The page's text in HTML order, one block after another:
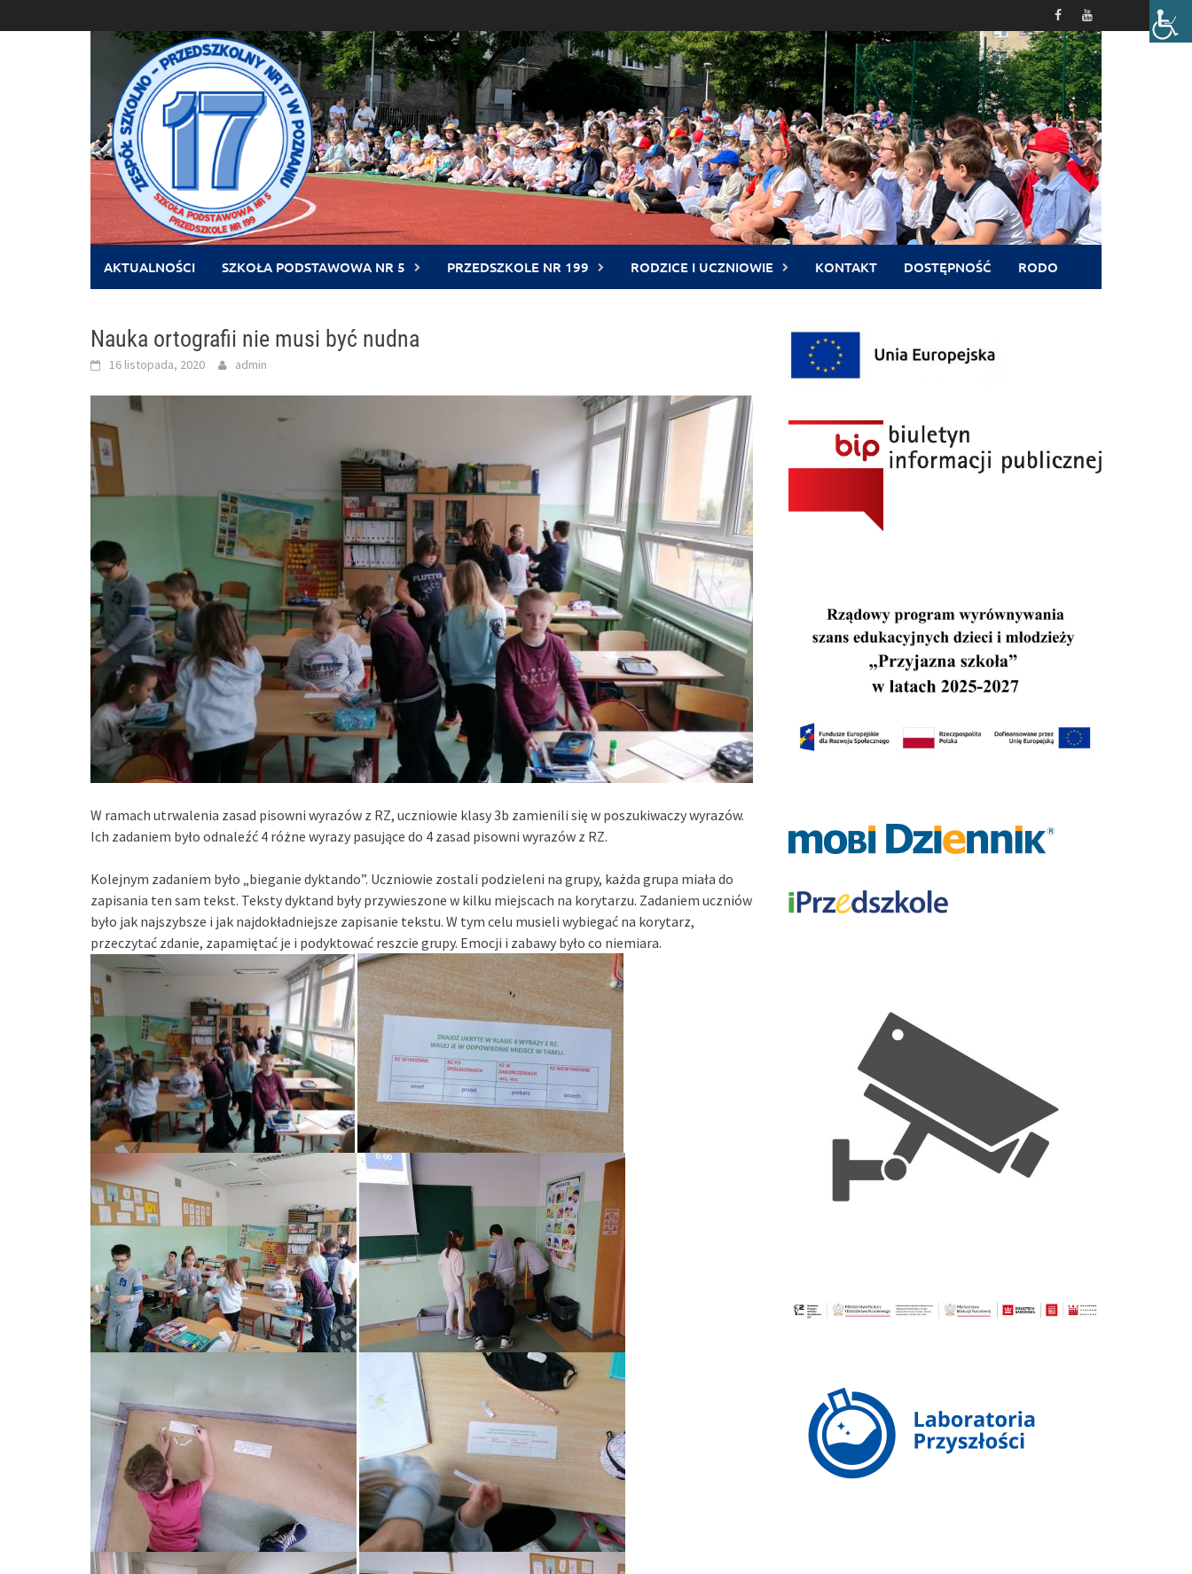
to
AKTUALNOŚCI SZKOŁA PODSTAWOWA NR 5 PRZEDSZKOLE NR 199 RODZICE I UCZNIOWIE KONTAKT DOSTĘPNOŚĆ RODO
Nauka ortografii nie musi być nudna
16 listopada, 2020 admin
W ramach utrwalenia zasad pisowni wyrazów z RZ, uczniowie klasy 3b zamienili się w poszukiwaczy wyrazów.
Ich zadaniem było odnaleźć 4 różne wyrazy pasujące do 4 zasad pisowni wyrazów z RZ.
Kolejnym zadaniem było „bieganie dyktando”. Uczniowie zostali podzieleni na grupy, każda grupa miała do
zapisania ten sam tekst. Teksty dyktand były przywieszone w kilku miejscach na korytarzu. Zadaniem uczniów
było jak najszybsze i jak najdokładniejsze zapisanie tekstu. W tym celu musieli wybiegać na korytarz,
przeczytać zdanie, zapamiętać je i podyktować reszcie grupy. Emocji i zabawy było co niemiara.